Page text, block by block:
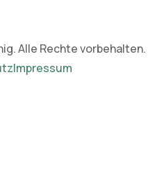
Alle Rechte vorbehalten.
Impressum